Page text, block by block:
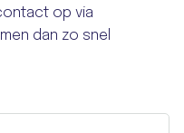
op via
dan zo snel